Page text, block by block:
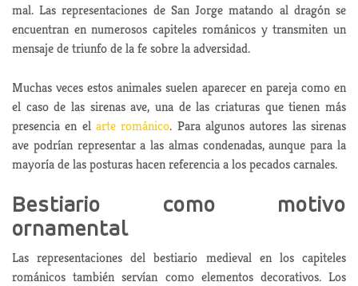
mal. Las representaciones de San Jorge matando al dragón se
encuentran en numerosos capiteles románicos y transmiten un
mensaje de triunfo de la fe sobre la adversidad.
Muchas veces estos animales suelen aparecer en pareja como en
el caso de las sirenas ave, una de las criaturas que tienen más
presencia en el arte románico. Para algunos autores las sirenas
ave podrían representar a las almas condenadas, aunque para la
mayoría de las posturas hacen referencia a los pecados carnales.
Bestiario como motivo
ornamental
Las representaciones del bestiario medieval en los capiteles
románicos también servían como elementos decorativos. Los